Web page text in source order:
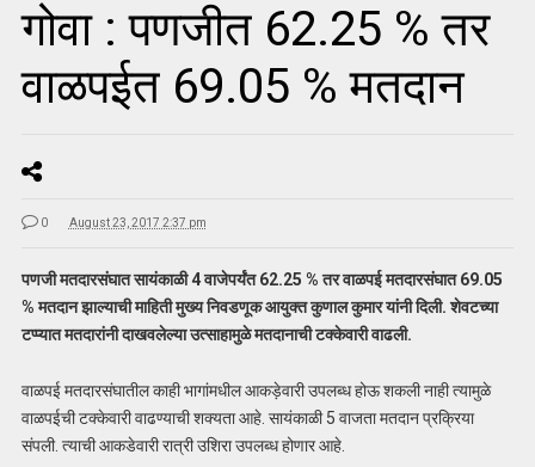
गोवा : पणजीत 62.25 % तर
वाळपईत 69.05 % मतदान
0 August 23, 2017 2:37 pm
पणजी मतदारसंघात सायंकाळी 4 वाजेपर्यंत 62.25 % तर वाळपई मतदारसंघात 69.05
% मतदान झाल्याची माहिती मुख्य निवडणूक आयुक्त कुणाल कुमार यांनी दिली. शेवटच्या
टप्प्यात मतदारांनी दाखवलेल्या उत्साहामुळे मतदानाची टक्केवारी वाढली.
वाळपई मतदारसंघातील काही भागांमधील आकड़ेवारी उपलब्ध होऊ शकली नाही त्यामुळे
वाळपईची टक्केवारी वाढण्याची शक्यता आहे. सायंकाळी 5 वाजता मतदान प्रक्रिया
संपली. त्याची आकडेवारी रात्री उशिरा उपलब्ध होणार आहे.